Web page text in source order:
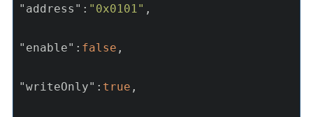
"address" : "0x0101" ,
"enable" : false ,
"writeOnly" : true ,